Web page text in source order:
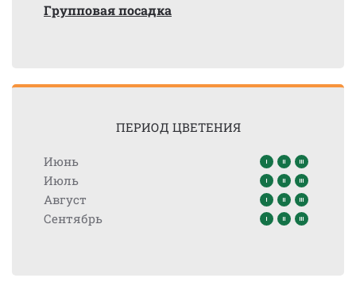
Групповая посадка
ПЕРИОД ЦВЕТЕНИЯ
Июнь
Июль
Август
Сентябрь